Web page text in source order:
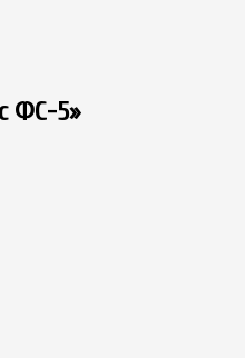
ФС-5»